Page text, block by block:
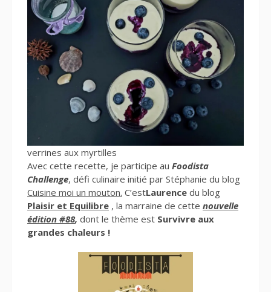
verrines aux myrtilles
Avec cette recette, je participe au Foodista
Challenge, défi culinaire initié par Stéphanie du blog
Cuisine moi un mouton. C’estLaurence du blog
Plaisir et Equilibre , la marraine de cette nouvelle
édition #88, dont le thème est Survivre aux
grandes chaleurs !